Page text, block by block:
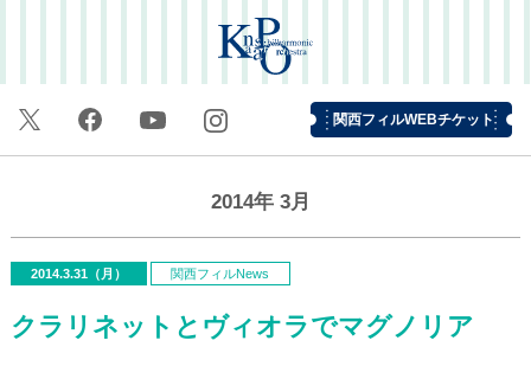
関西フィルWEBチケット
2014年 3月
2014.3.31（月） 関西フィルNews
クラリネットとヴィオラでマグノリア